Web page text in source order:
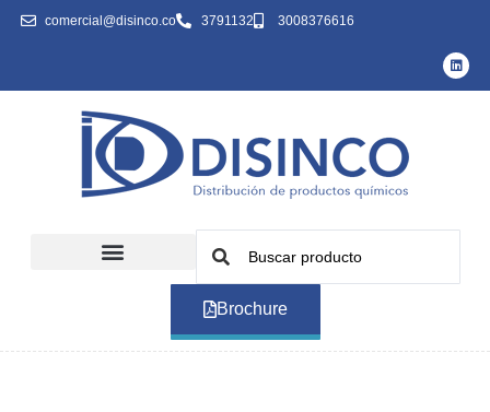
comercial@disinco.co 3791132 3008376616
Brochure